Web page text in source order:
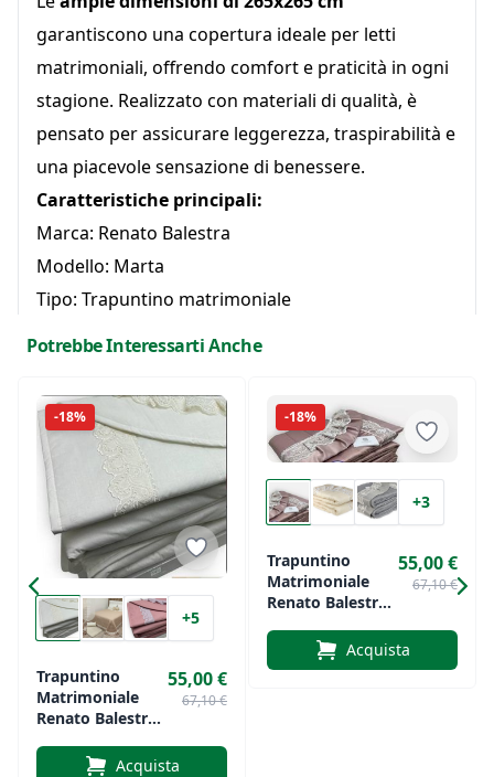
garantiscono una copertura ideale per letti
matrimoniali, offrendo comfort e praticità in ogni
stagione. Realizzato con materiali di qualità, è
pensato per assicurare leggerezza, traspirabilità e
una piacevole sensazione di benessere.
Caratteristiche principali:
Marca: Renato Balestra
Modello: Marta
Tipo: Trapuntino matrimoniale
Un complemento d’arredo raffinato per chi cerca
eleganza e comfort in un unico prodotto.
Potrebbe Interessarti Anche
-18%
+5
Trapuntino
Matrimoniale
Renato Balestra
55,00 €
67,10 €
Acquista
-18%
+3
Trapuntino
Matrimoniale
Renato Balestra
55,00 €
67,10 €
Acquista